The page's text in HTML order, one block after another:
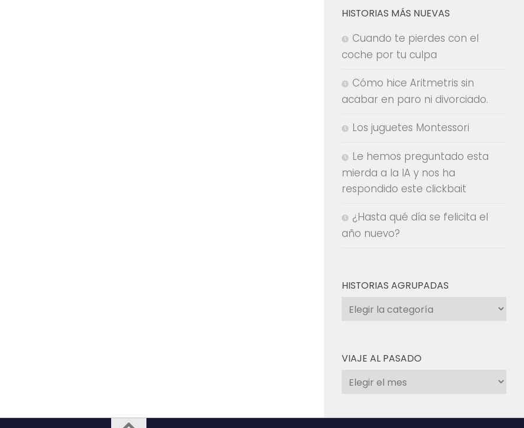
HISTORIAS MÁS NUEVAS
Cuando te pierdes con el
coche por tu culpa
Cómo hice Aritmetris sin
acabar en paro ni divorciado.
Los juguetes Montessori
Le hemos preguntado esta
mierda a la IA y nos ha
respondido este clickbait
¿Hasta qué día se felicita el
año nuevo?
HISTORIAS AGRUPADAS
Historias
agrupadas
VIAJE AL PASADO
Viaje